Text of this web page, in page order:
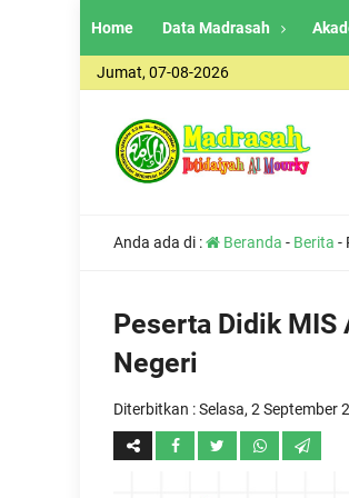
Home Data Madrasah
Jumat, 07-08-2026
Anda ada di : Beranda - Berita -
Peserta Didik MIS
Negeri
Diterbitkan :Selasa, 2 September